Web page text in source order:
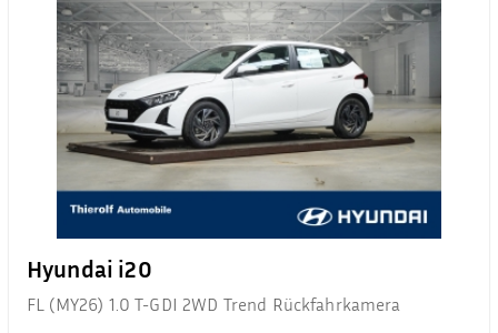
Hyundai i20
FL (MY26) 1.0 T-GDI 2WD Trend Rückfahrkamera